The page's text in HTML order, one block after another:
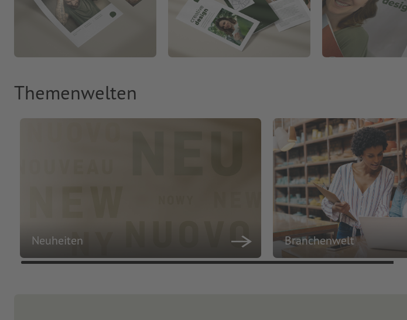
Themenwelten
Neuheiten Branchenwelt